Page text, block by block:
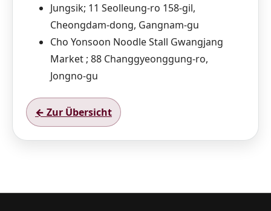
Jungsik; 11 Seolleung-ro 158-gil,
Cheongdam-dong, Gangnam-gu
Cho Yonsoon Noodle Stall Gwangjang
Market ; 88 Changgyeonggung-ro,
Jongno-gu
← Zur Übersicht